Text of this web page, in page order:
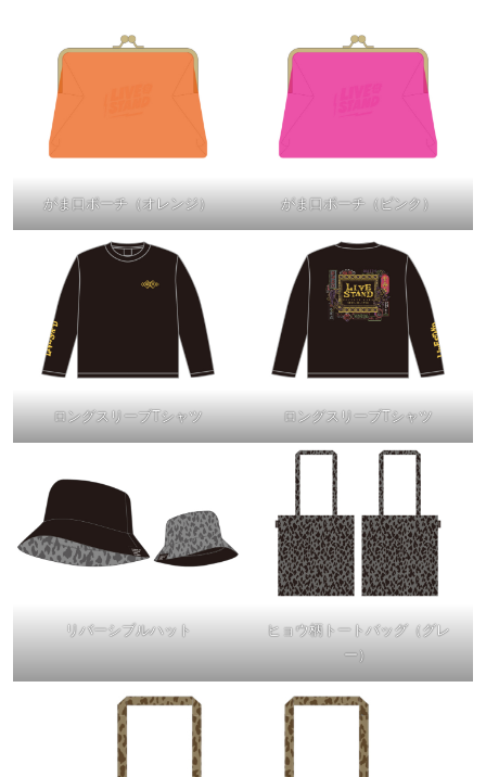
がま口ポーチ（オレンジ） がま口ポーチ（ピンク）
ロングスリーブTシャツ ロングスリーブTシャツ
リバーシブルハット
ヒョウ柄トートバッグ（グレ
ー）